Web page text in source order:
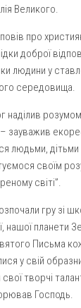
(м. Полтава)
парафія (м.
(с.
Пресвятої
(с. Витівка)
(м.
Богородиці (с.
Деменки)
Богородиці
Великого.
про
доброї
людини у
середовища.
наділив
зауважив
людьми,
своїм
світі”.
гру зі
нашої планети
Письма
у свій
творчі
Господь.